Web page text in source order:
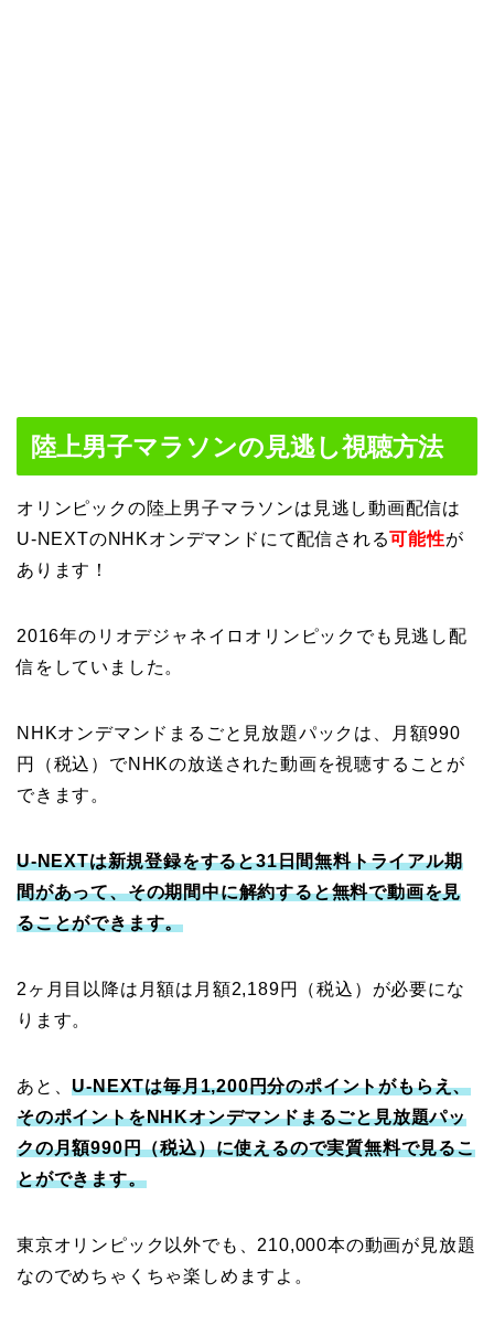
陸上男子マラソンの見逃し視聴方法
オリンピックの陸上男子マラソンは見逃し動画配信は
U-NEXTのNHKオンデマンドにて配信される可能性が
あります！
2016年のリオデジャネイロオリンピックでも見逃し配
信をしていました。
NHKオンデマンドまるごと見放題パックは、月額990
円（税込）でNHKの放送された動画を視聴することが
できます。
U-NEXTは新規登録をすると31日間無料トライアル期
間があって、その期間中に解約すると無料で動画を見
ることができます。
2ヶ月目以降は月額は月額2,189円（税込）が必要にな
ります。
あと、U-NEXTは毎月1,200円分のポイントがもらえ、
そのポイントをNHKオンデマンドまるごと見放題パッ
クの月額990円（税込）に使えるので実質無料で見るこ
とができます。
東京オリンピック以外でも、210,000本の動画が見放題
なのでめちゃくちゃ楽しめますよ。